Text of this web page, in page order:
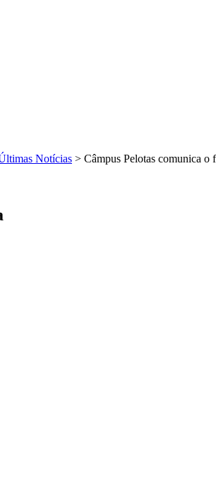
Notícias > Câmpus Pelotas comunica o